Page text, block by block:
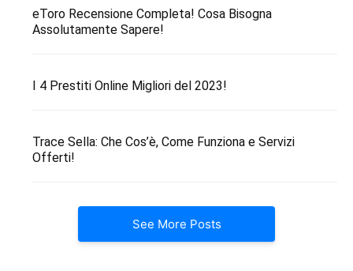
eToro Recensione Completa! Cosa Bisogna
Assolutamente Sapere!
I 4 Prestiti Online Migliori del 2023!
Trace Sella: Che Cos’è, Come Funziona e Servizi
Offerti!
See More Posts